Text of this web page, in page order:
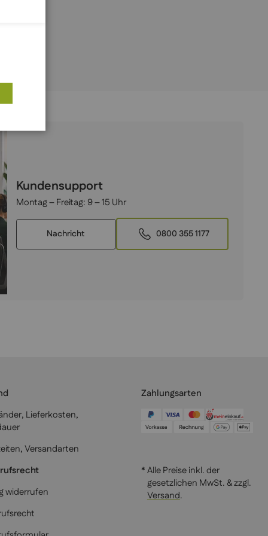
Kundensupport
Montag – Freitag: 9 – 15 Uhr
Nachricht 0800 355 1177
Lieferkosten,
Versandarten
widerrufen
Zahlungsarten
* Alle Preise inkl. der
gesetzlichen MwSt. & zzgl.
Versand.